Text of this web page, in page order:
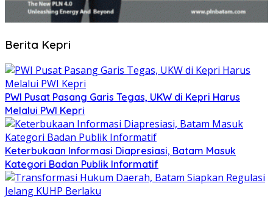
Berita Kepri
PWI Pusat Pasang Garis Tegas, UKW di Kepri Harus
Melalui PWI Kepri
Keterbukaan Informasi Diapresiasi, Batam Masuk
Kategori Badan Publik Informatif